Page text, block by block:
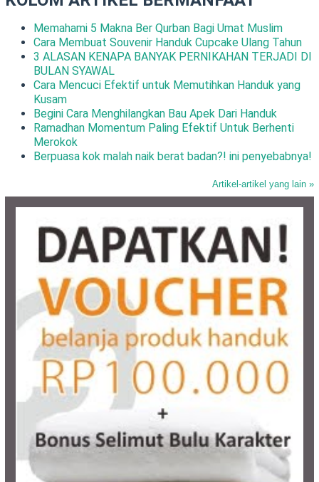
Memahami 5 Makna Ber Qurban Bagi Umat Muslim
Cara Membuat Souvenir Handuk Cupcake Ulang Tahun
3 ALASAN KENAPA BANYAK PERNIKAHAN TERJADI DI
BULAN SYAWAL
Cara Mencuci Efektif untuk Memutihkan Handuk yang
Kusam
Begini Cara Menghilangkan Bau Apek Dari Handuk
Ramadhan Momentum Paling Efektif Untuk Berhenti
Merokok
Berpuasa kok malah naik berat badan?! ini penyebabnya!
Artikel-artikel yang lain »